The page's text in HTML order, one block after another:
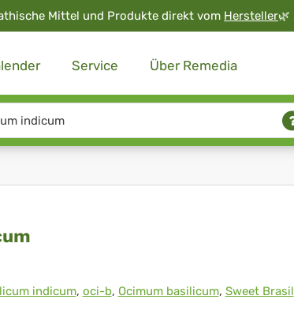
Mittel und Produkte direkt vom Hersteller🌿
Service Über Remedia
indicum, oci-b, Ocimum basilicum, Sweet Brasil